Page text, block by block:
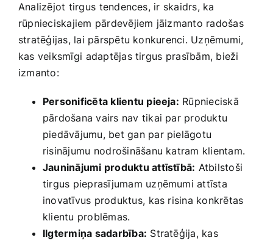
Analizējot tirgus ⁣tendences, ir skaidrs, ka
rūpnieciskajiem pārdevējiem jāizmanto radošas
stratēģijas, lai pārspētu ‍konkurenci. ‌Uzņēmumi,
kas‍ veiksmīgi⁣ adaptējas tirgus⁤ prasībām, bieži
izmanto:
Personificēta klientu pieeja: Rūpnieciskā
pārdošana vairs nav tikai par produktu
piedāvājumu, bet gan par pielāgotu
risinājumu ⁣nodrošināšanu katram klientam.
Jauninājumi produktu attīstībā: Atbilstoši
tirgus pieprasījumam uzņēmumi attīsta
inovatīvus produktus, ⁢kas risina konkrētas
klientu problēmas.
Ilgtermiņa sadarbība: ‌Stratēģija, ​kas